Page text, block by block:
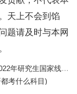
，室内体育馆即
进。
湖三大培训机构
找到你需要的信
的信息，记得
天上不会到馅
题请及时与本网
家线公布时间最新消息)
考什么科目)